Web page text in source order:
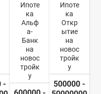
-
Ипоте
ка
Альф
а-
Банк
на
новос
тройк
у
Ипоте
ка
Откр
ытие
на
новос
тройк
у
500000 -